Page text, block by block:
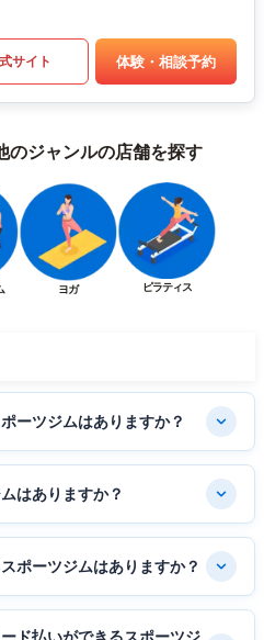
サイト 体験・相談予約
のジャンルの店舗を探す
ヨガ ピラティス
ーツジムはありますか？
はありますか？
ポーツジムはありますか？
ド払いができるスポーツジ